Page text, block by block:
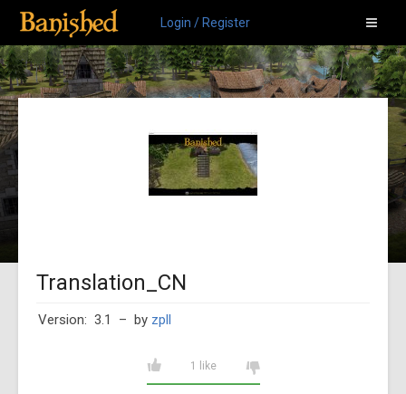
Login / Register
Translation_CN
Version: 3.1 – by zpll
1 like